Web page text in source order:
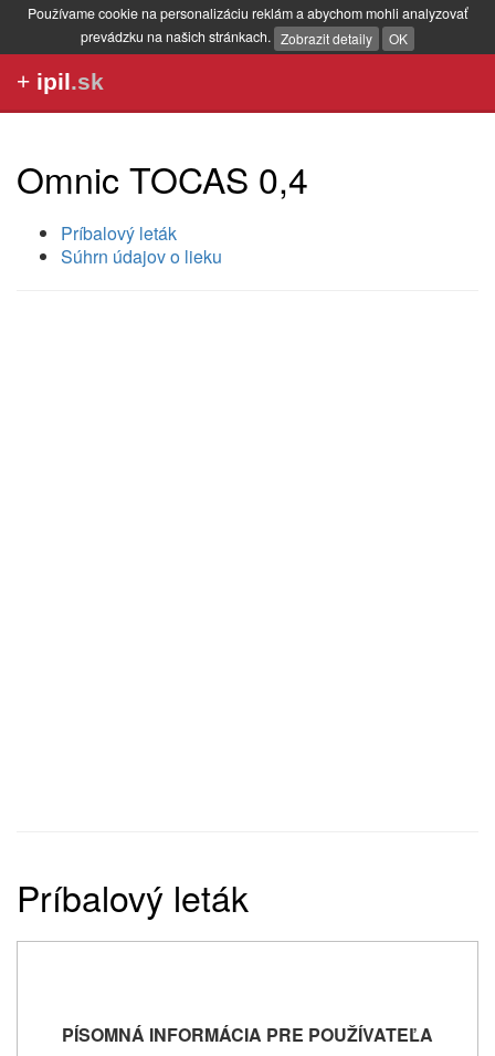
Používame cookie na personalizáciu reklám a abychom mohli analyzovať
prevádzku na našich stránkach. Zobrazit detaily OK
+ ipil.sk
Omnic TOCAS 0,4
Príbalový leták
Súhrn údajov o lieku
Príbalový leták
PÍSOMNÁ INFORMÁCIA PRE POUŽÍVATEĽA